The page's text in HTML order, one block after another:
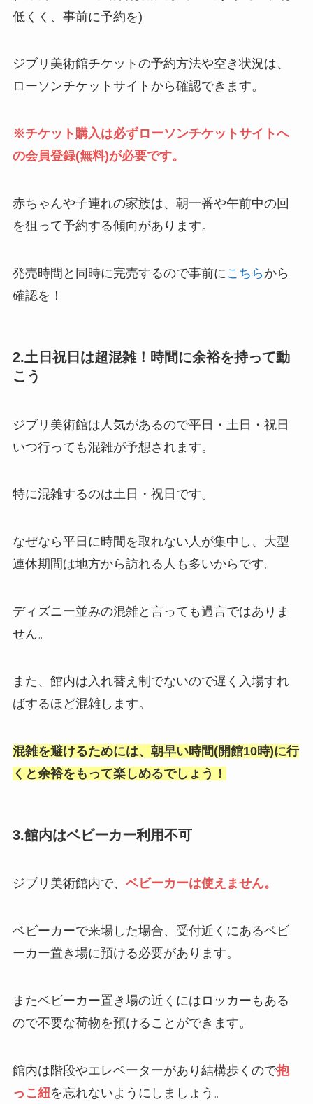
低くく、事前に予約を)
ジブリ美術館チケットの予約方法や空き状況は、
ローソンチケットサイトから確認できます。
※チケット購入は必ずローソンチケットサイトへ
の会員登録(無料)が必要です。
赤ちゃんや子連れの家族は、朝一番や午前中の回
を狙って予約する傾向があります。
発売時間と同時に完売するので事前に こちら から
確認を！
2.土日祝日は超混雑！時間に余裕を持って動
こう
ジブリ美術館は人気があるので平日・土日・祝日
いつ行っても混雑が予想されます。
特に混雑するのは土日・祝日です。
なぜなら平日に時間を取れない人が集中し、大型
連休期間は地方から訪れる人も多いからです。
ディズニー並みの混雑と言っても過言ではありま
せん。
また、館内は入れ替え制でないので遅く入場すれ
ばするほど混雑します。
混雑を避けるためには、朝早い時間(開館10時)に行
くと余裕をもって楽しめるでしょう！
3.館内はベビーカー利用不可
ジブリ美術館内で、 ベビーカーは使えません。
ベビーカーで来場した場合、受付近くにあるベビ
ーカー置き場に預ける必要があります。
またベビーカー置き場の近くにはロッカーもある
ので不要な荷物を預けることができます。
館内は階段やエレベーターがあり結構歩くので抱
っこ紐を忘れないようにしましょう。